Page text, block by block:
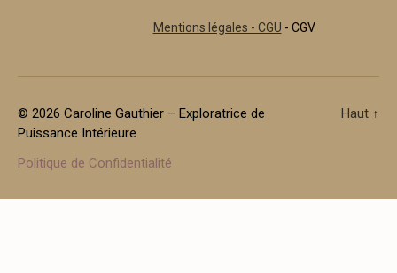
Mentions légales - CGU - CGV
© 2026 Caroline Gauthier – Exploratrice de
Puissance Intérieure
Politique de Confidentialité
Haut ↑